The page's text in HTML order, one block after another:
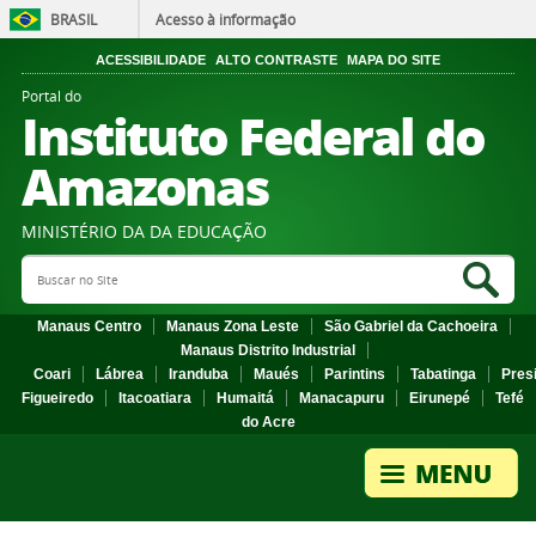
BRASIL Acesso à informação
ACESSIBILIDADE ALTO CONTRASTE MAPA DO SITE
Portal do
Instituto Federal do
Amazonas
MINISTÉRIO DA DA EDUCAÇÃO
Search Site
Manaus Centro Manaus Zona Leste
São Gabriel da Cachoeira
Manaus Distrito Industrial
Coari
Lábrea Iranduba Maués Parintins Tabatinga
Figueiredo
Itacoatiara Humaitá Manacapuru Eirunepé
Tefé
do Acre